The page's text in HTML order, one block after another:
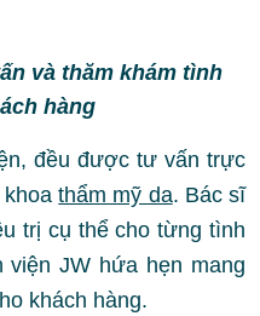
và thăm khám tình
hàng
đều được tư vấn trực
khoathẩm mỹ da. Bác sĩ
trị cụ thể cho từng tình
viện JW hứa hẹn mang
khách hàng.